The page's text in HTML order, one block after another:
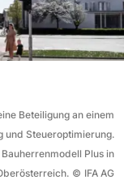
Beteiligung an einem
und Steueroptimierung.
Plus in
© IFA AG